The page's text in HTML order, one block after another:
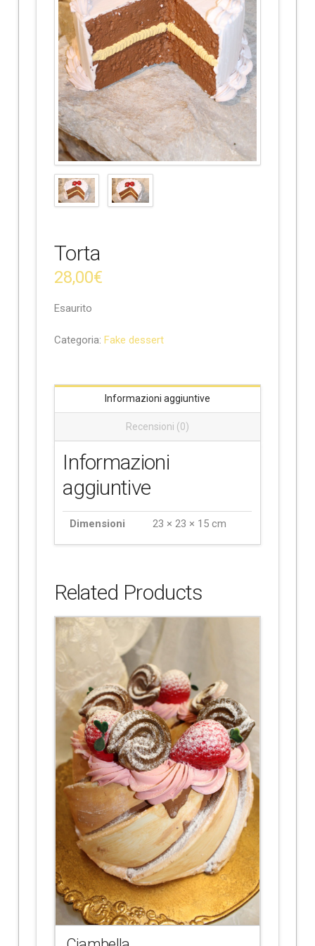
Torta
28,00€
Esaurito
Categoria: Fake dessert
Informazioni aggiuntive
Recensioni (0)
Informazioni
aggiuntive
Dimensioni 23 × 23 × 15 cm
Related Products